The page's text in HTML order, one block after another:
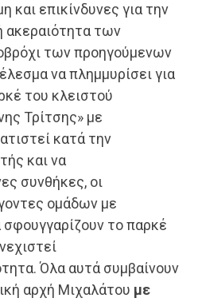
και επικίνδυνες για την
ακεραιότητα των
των προηγούμενων
να πλημμυρίσει για
του κλειστού
Τρίτσης» με
κατά την
και να
συνθήκες, οι
ομάδων με
το παρκέ
Όλα αυτά συμβαίνουν
αρχή Μιχαλάτου με